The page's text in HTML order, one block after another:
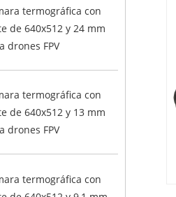
termográfica con
de 640x512 y 24 mm
drones FPV
termográfica con
de 640x512 y 13 mm
drones FPV
termográfica con